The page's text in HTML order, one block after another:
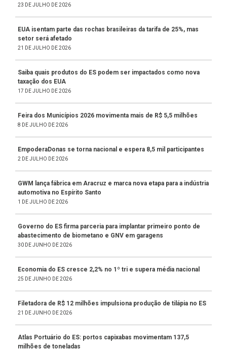
23 DE JULHO DE 2026
EUA isentam parte das rochas brasileiras da tarifa de 25%, mas
setor será afetado
21 DE JULHO DE 2026
Saiba quais produtos do ES podem ser impactados como nova
taxação dos EUA
17 DE JULHO DE 2026
Feira dos Municípios 2026 movimenta mais de R$ 5,5 milhões
8 DE JULHO DE 2026
EmpoderaDonas se torna nacional e espera 8,5 mil participantes
2 DE JULHO DE 2026
GWM lança fábrica em Aracruz e marca nova etapa para a indústria
automotiva no Espírito Santo
1 DE JULHO DE 2026
Governo do ES firma parceria para implantar primeiro ponto de
abastecimento de biometano e GNV em garagens
30 DE JUNHO DE 2026
Economia do ES cresce 2,2% no 1º tri e supera média nacional
25 DE JUNHO DE 2026
Filetadora de R$ 12 milhões impulsiona produção de tilápia no ES
21 DE JUNHO DE 2026
Atlas Portuário do ES: portos capixabas movimentam 137,5
milhões de toneladas